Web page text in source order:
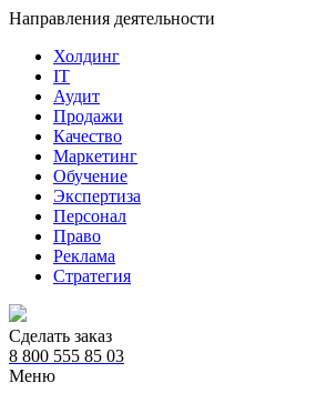
Направления деятельности
Холдинг
IT
Аудит
Продажи
Качество
Маркетинг
Обучение
Экспертиза
Персонал
Право
Реклама
Стратегия
Сделать заказ
8 800 555 85 03
Меню